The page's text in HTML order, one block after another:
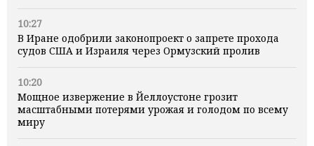
10:27
В Иране одобрили законопроект о запрете прохода
судов США и Израиля через Ормузский пролив
10:20
Мощное извержение в Йеллоустоне грозит
масштабными потерями урожая и голодом по всему
миру